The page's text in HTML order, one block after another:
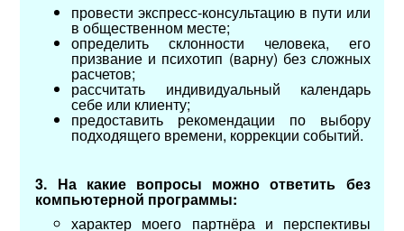
провести экспресс-консультацию в пути или
в общественном месте;
определить склонности человека, его
призвание и психотип (варну) без сложных
расчетов;
рассчитать индивидуальный календарь
себе или клиенту;
предоставить рекомендации по выбору
подходящего времени, коррекции событий.
3. На какие вопросы можно ответить без
компьютерной программы:
характер моего партнёра и перспективы